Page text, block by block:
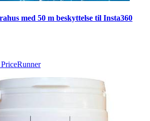
med 50 m beskyttelse til Insta360